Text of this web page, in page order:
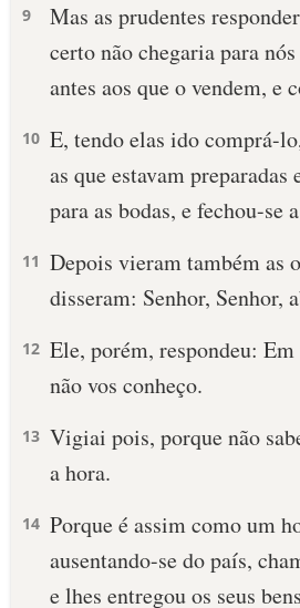
9
Mas as prudentes
certo não chegaria para
antes aos que o vendem, e
10 E, tendo elas ido comprá-
as que estavam
para as bodas, e fechou-se
11 Depois vieram também as
disseram: Senhor, Senhor,
12 Ele, porém, respondeu:
não vos conheço.
13 Vigiai pois, porque não
a hora.
14 Porque é assim como um
ausentando-se do país,
e lhes entregou os seus